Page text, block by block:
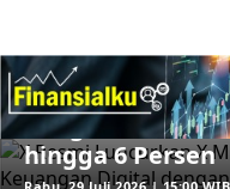
X Resmi
Aplikasi
dengan Kartu
hingga 6 Persen